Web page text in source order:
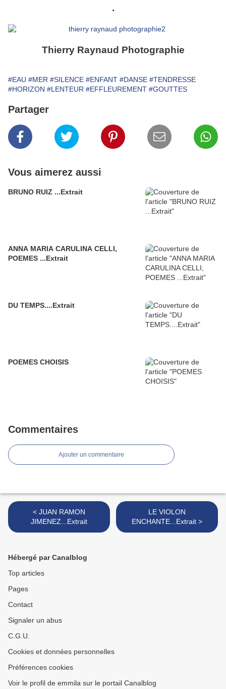
.
Thierry Raynaud Photographie
#EAU #MER #SILENCE #ENFANT #DANSE #TENDRESSE
#HORIZON #LENTEUR #EFFLEUREMENT #GOUTTES
Partager
Vous aimerez aussi
BRUNO RUIZ ...Extrait
ANNA MARIA CARULINA CELLI,
POEMES ...Extrait
DU TEMPS....Extrait
POEMES CHOISIS
Commentaires
Ajouter un commentaire
< JUAN RAMON
JIMENEZ...Extrait
LE VIOLON
ENCHANTE...Extrait >
Hébergé par Canalblog
Top articles
Pages
Contact
Signaler un abus
C.G.U.
Cookies et données personnelles
Préférences cookies
Voir le profil de emmila sur le portail Canalblog